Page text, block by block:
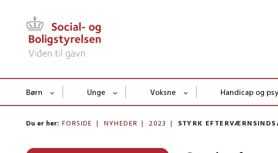
Børn Unge Voksne Handicap og
Du er her: FORSIDE NYHEDER 2023 STYRK